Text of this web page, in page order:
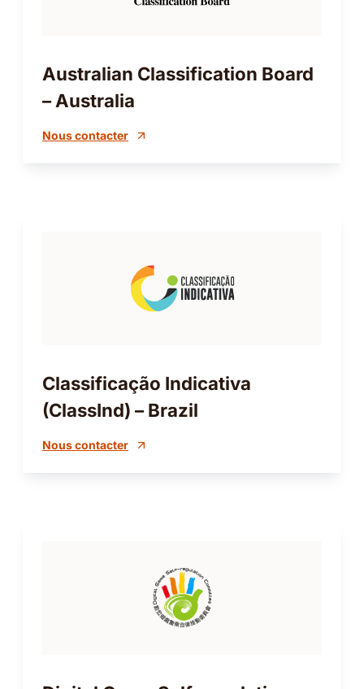
Australian Classification Board
– Australia
Nous contacter
Classificação Indicativa
(ClassInd) – Brazil
Nous contacter